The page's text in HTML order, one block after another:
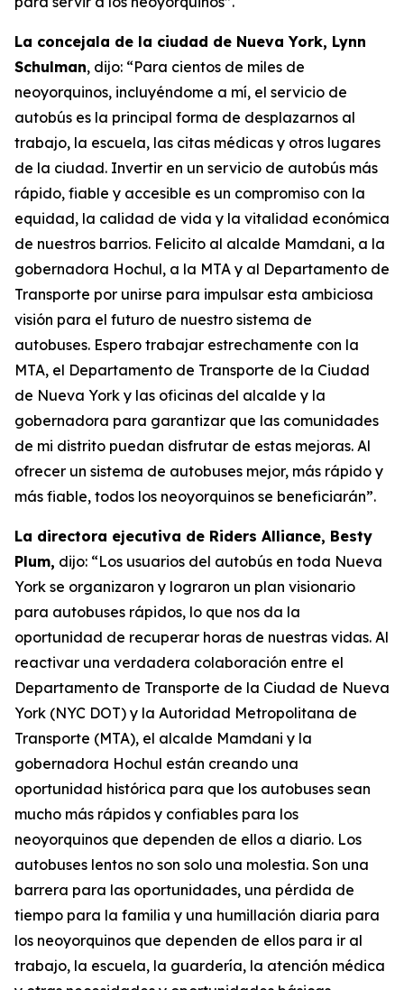
La concejala de la ciudad de Nueva York, Lynn
Schulman, dijo: “Para cientos de miles de
neoyorquinos, incluyéndome a mí, el servicio de
autobús es la principal forma de desplazarnos al
trabajo, la escuela, las citas médicas y otros lugares
de la ciudad. Invertir en un servicio de autobús más
rápido, fiable y accesible es un compromiso con la
equidad, la calidad de vida y la vitalidad económica
de nuestros barrios. Felicito al alcalde Mamdani, a la
gobernadora Hochul, a la MTA y al Departamento de
Transporte por unirse para impulsar esta ambiciosa
visión para el futuro de nuestro sistema de
autobuses. Espero trabajar estrechamente con la
MTA, el Departamento de Transporte de la Ciudad
de Nueva York y las oficinas del alcalde y la
gobernadora para garantizar que las comunidades
de mi distrito puedan disfrutar de estas mejoras. Al
ofrecer un sistema de autobuses mejor, más rápido y
más fiable, todos los neoyorquinos se beneficiarán”.
La directora ejecutiva de Riders Alliance, Besty
Plum, dijo: “Los usuarios del autobús en toda Nueva
York se organizaron y lograron un plan visionario
para autobuses rápidos, lo que nos da la
oportunidad de recuperar horas de nuestras vidas. Al
reactivar una verdadera colaboración entre el
Departamento de Transporte de la Ciudad de Nueva
York (NYC DOT) y la Autoridad Metropolitana de
Transporte (MTA), el alcalde Mamdani y la
gobernadora Hochul están creando una
oportunidad histórica para que los autobuses sean
mucho más rápidos y confiables para los
neoyorquinos que dependen de ellos a diario. Los
autobuses lentos no son solo una molestia. Son una
barrera para las oportunidades, una pérdida de
tiempo para la familia y una humillación diaria para
los neoyorquinos que dependen de ellos para ir al
trabajo, la escuela, la guardería, la atención médica